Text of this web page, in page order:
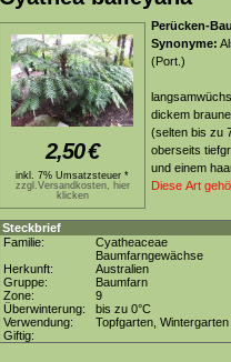
2,50€
inkl. 7% Umsatzsteuer *
zzgl.Versandkosten, hier
klicken
Perücken-
Synonyme:
(Port.)
dickem
(selten bis zu
oberseits
und einem
Diese Art
Steckbrief
Familie:
Cyatheaceae
Baumfarngewächse
Herkunft:
Australien
Gruppe:
Baumfarn
Zone:
9
Überwinterung:
bis zu 0°C
Verwendung:
Topfgarten, Wintergarten
Giftig: